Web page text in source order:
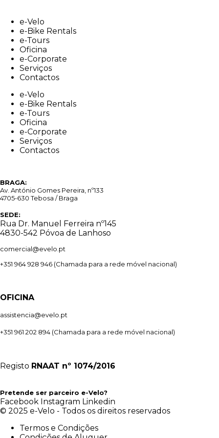
contente-Velo
e-Bike Rentals
e-Tours
Oficina
e-Corporate
Serviços
Contactos
e-Velo
e-Bike Rentals
e-Tours
Oficina
e-Corporate
Serviços
Contactos
BRAGA:
Av. António Gomes Pereira, nº133
4705-630 Tebosa / Braga
SEDE:
Rua Dr. Manuel Ferreira nº145
4830-542 Póvoa de Lanhoso
comercial@evelo.pt
+351 964 928 946 (Chamada para a rede móvel nacional)
OFICINA
assistencia@evelo.pt
+351 961 202 894 (Chamada para a rede móvel nacional)
Registo RNAAT nº 1074/2016
Pretende ser parceiro e-Velo?
Facebook Instagram Linkedin
© 2025 e-Velo - Todos os direitos reservados
Termos e Condições